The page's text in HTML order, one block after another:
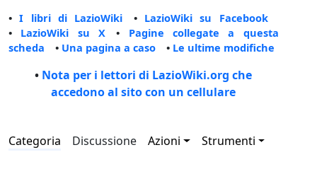
•I libri di LazioWiki • LazioWiki su Facebook
• LazioWiki su X • Pagine collegate a questa
scheda • Una pagina a caso • Le ultime modifiche
• Nota per i lettori di LazioWiki.org che
accedono al sito con un cellulare
Categoria Discussione Azioni Strumenti